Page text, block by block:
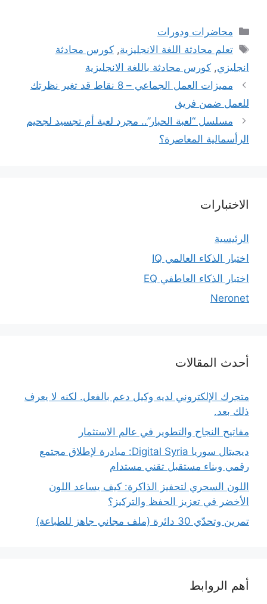
التصنيفات
محاضرات ودورات
الوسوم
تعلم محادثة اللغة الانجليزية,كورس محادثة
انجليزي, كورس محادثة باللغة الانجليزية
مميزات العمل الجماعي – 8 نقاط قد تغير نظرتك
للعمل ضمن فريق
مسلسل “لعبة الحبار”.. مجرد لعبة أم تجسيد لجحيم
الرأسمالية المعاصرة؟
الاختبارات
الرئيسية
اختبار الذكاء العالمي IQ
اختبار الذكاء العاطفي EQ
Neronet
أحدث المقالات
متجرك الإلكتروني لديه وكيل دعم بالفعل. لكنه لا يعرف
ذلك بعد.
مفاتيح النجاح والتطوير في عالم الاستثمار
ديجيتال سوريا Digital Syria: مبادرة لإطلاق مجتمع
رقمي وبناء مستقبل تقني مستدام
اللون السحري لتحفيز الذاكرة: كيف يساعد اللون
الأخضر في تعزيز الحفظ والتركيز؟
تمرين وتحدّي 30 دائرة (ملف مجاني جاهز للطباعة)
أهم الروابط